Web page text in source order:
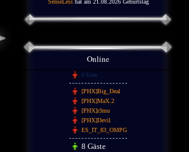
SenseLesshat am 21.08.2026 Geburtstag
Online
0 User
[PHX]Big_Deal
[PHX]MaX.2
[PHX]r3mu
[PHX]Devil
ES_IT_83_OMPG
8 Gäste